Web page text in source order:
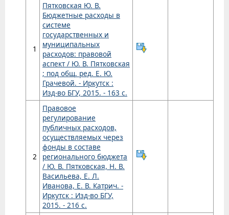
1
Пятковская Ю. В.
Бюджетные расходы в
системе
государственных и
муниципальных
расходов: правовой
аспект / Ю. В. Пятковская
; под общ. ред. Е. Ю.
Грачевой. - Иркутск :
Изд-во БГУ, 2015. - 163 с.
2
Правовое
регулирование
публичных расходов,
осуществляемых через
фонды в составе
регионального бюджета
/ Ю. В. Пятковская, Н. В.
Васильева, Е. Л.
Иванова, Е. В. Катрич. -
Иркутск : Изд-во БГУ,
2015. - 216 с.